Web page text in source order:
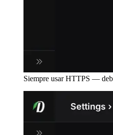
Siempre usar HTTPS —